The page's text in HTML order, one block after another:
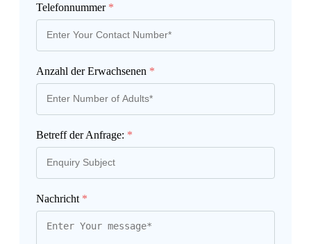
Telefonnummer *
Anzahl der Erwachsenen *
Betreff der Anfrage: *
Nachricht *